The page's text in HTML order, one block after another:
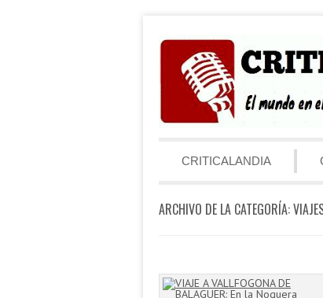
Menú
CRITICALANDIA
ARCHIVO DE LA CATEGORÍA: